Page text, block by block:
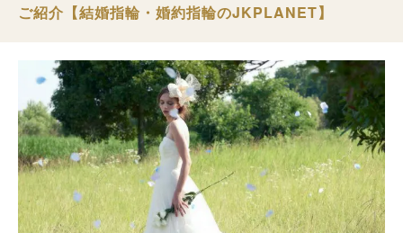
ご紹介【結婚指輪・婚約指輪のJKPLANET】